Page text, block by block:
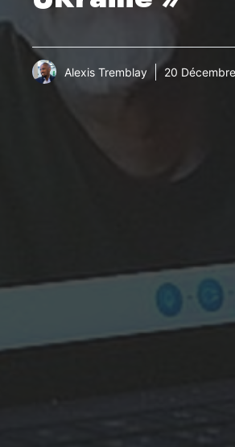
Alexis Tremblay 20